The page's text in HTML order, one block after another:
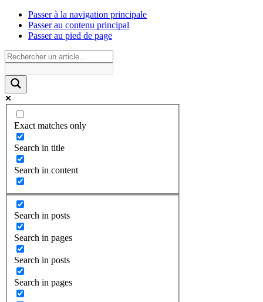
Passer à la navigation principale
Passer au contenu principal
Passer au pied de page
Exact matches only
Search in title
Search in content
Search in posts
Search in pages
Search in posts
Search in pages